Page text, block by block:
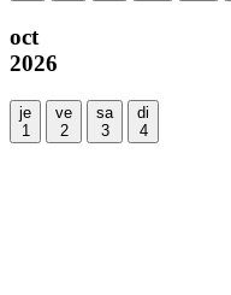
oct
2026
je
1
ve
2
sa
3
di
4